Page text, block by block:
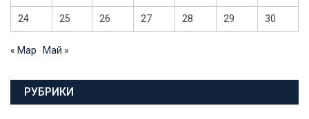
24 25 26 27 28 29 30
« Мар Май »
РУБРИКИ